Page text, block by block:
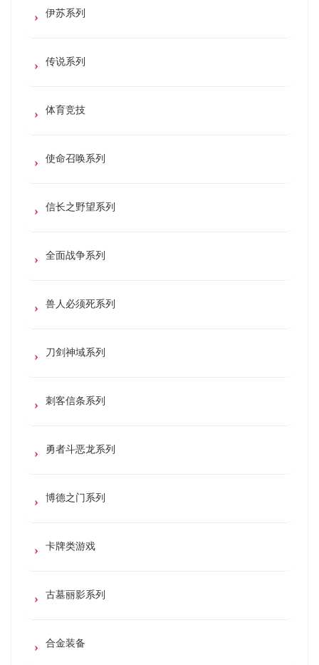
伊苏系列
传说系列
体育竞技
使命召唤系列
信长之野望系列
全面战争系列
兽人必须死系列
刀剑神域系列
刺客信条系列
勇者斗恶龙系列
博德之门系列
卡牌类游戏
古墓丽影系列
合金装备